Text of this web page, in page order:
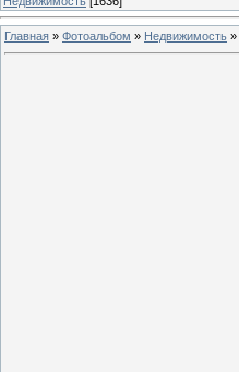
Главная » Фотоальбом » Недвижимость »